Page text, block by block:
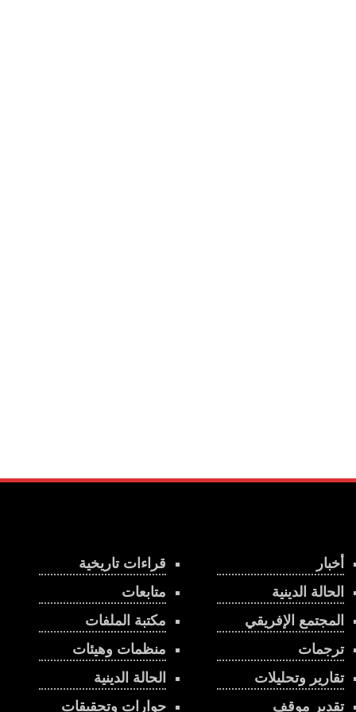
قراءات تاريخية
متابعات
مكتبة الملفات
منظمات وهيئات
الحالة الدينية
حوارات وتحقيقات
أخبار
الحالة الدينية
المجتمع الإفريقي
ترجمات
تقارير وتحليلات
تقدير موقف